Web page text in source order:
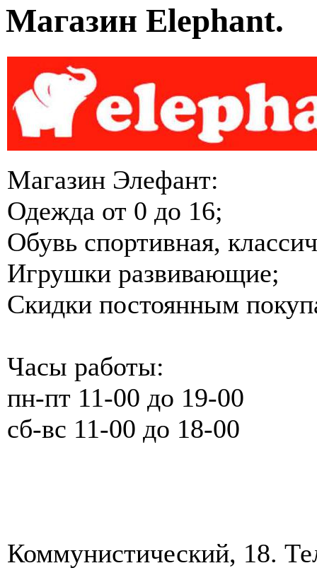
Магазин Elephant.
Магазин Элефант:
Одежда от 0 до 16;
Обувь спортивная,
Игрушки развивающие;
Скидки постоянным
Часы работы:
пн-пт 11-00 до 19-00
сб-вс 11-00 до 18-00
Коммунистический, 18.